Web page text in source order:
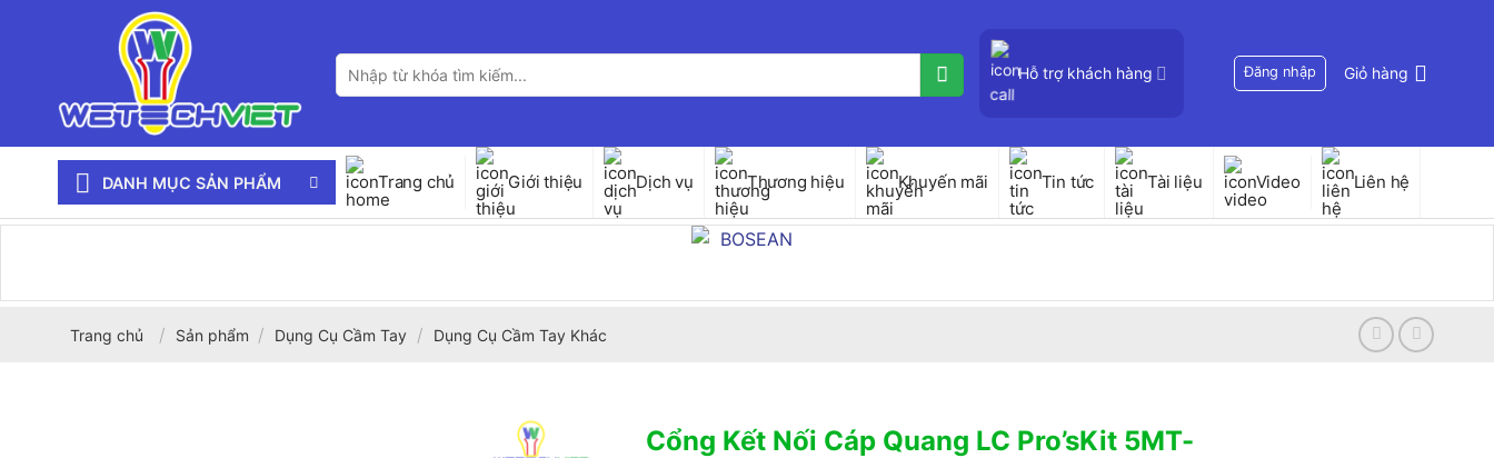
Tìm
kiếm:
Hỗ trợ khách hàng Đăng nhập Giỏ hàng
DANH MỤC SẢN PHẨM Trang chủ Giới thiệu Dịch vụ Thương hiệu Khuyến mãi Tin tức Tài liệu Video Liên hệ
Trang chủ / Sản phẩm / Dụng Cụ Cầm Tay / Dụng Cụ Cầm Tay Khác
Cổng Kết Nối Cáp Quang LC Pro’sKit 5MT-